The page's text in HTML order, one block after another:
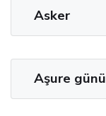
Asker
Aşure günü